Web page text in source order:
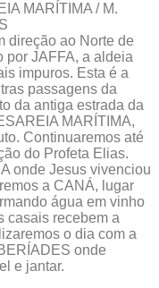
MARÍTIMA / M.
direção ao Norte de
por JAFFA, a aldeia
impuros. Esta é a
passagens da
da antiga estrada da
MARÍTIMA,
Continuaremos até
do Profeta Elias.
onde Jesus vivenciou
a CANÁ, lugar
água em vinho
casais recebem a
o dia com a
onde
e jantar.